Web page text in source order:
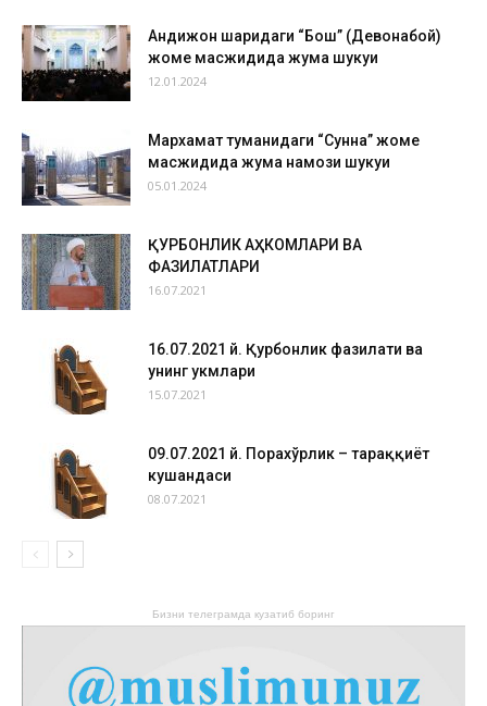
Андижон шаҳридаги “Бош” (Девонабой)
жоме масжидида жума шукуҳи
12.01.2024
Мархамат туманидаги “Сунна” жоме
масжидида жума намози шукуҳи
05.01.2024
ҚУРБОНЛИК АҲКОМЛАРИ ВА
ФАЗИЛАТЛАРИ
16.07.2021
16.07.2021 й. Қурбонлик фазилати ва
унинг ҳукмлари
15.07.2021
09.07.2021 й. Порахўрлик – тараққиёт
кушандаси
08.07.2021
Бизни телеграмда кузатиб боринг